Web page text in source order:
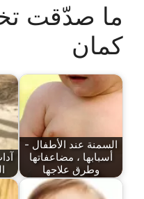
ما صدّقت
كمان
السمنة عند الأطفال -
أسبابها ، مضاعفاتها
وطرق علاجها